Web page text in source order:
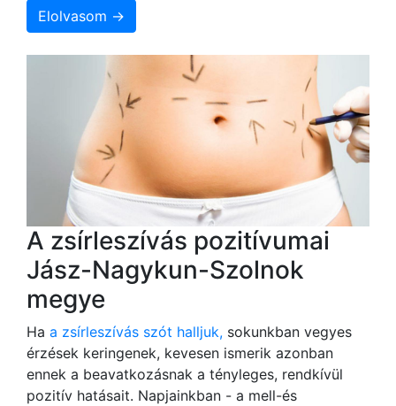
Elolvasom →
A zsírleszívás pozitívumai
Jász-Nagykun-Szolnok
megye
Ha a zsírleszívás szót halljuk, sokunkban vegyes
érzések keringenek, kevesen ismerik azonban
ennek a beavatkozásnak a tényleges, rendkívül
pozitív hatásait. Napjainkban - a mell-és